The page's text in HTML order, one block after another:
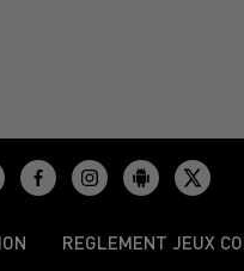
REGLEMENT JEUX